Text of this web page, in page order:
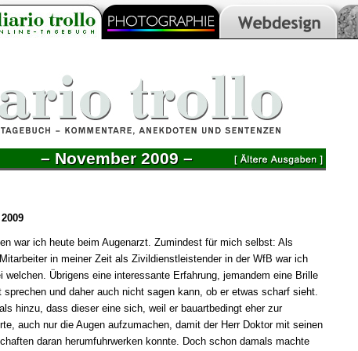
– November 2009 –
war ich heute beim Augenarzt. Zumindest für mich selbst: Als
in meiner Zeit als Zivildienstleistender in der WfB war ich
welchen. Übrigens eine interessante Erfahrung, jemandem eine Brille
und daher auch nicht sagen kann, ob er etwas scharf sieht.
hinzu, dass dieser eine sich, weil er bauartbedingt eher zur
auch nur die Augen aufzumachen, damit der Herr Doktor mit seinen
daran herumfuhrwerken konnte. Doch schon damals machte